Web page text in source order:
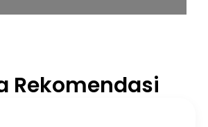
Rekomendasi